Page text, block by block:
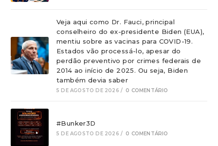
Veja aqui como Dr. Fauci, principal
conselheiro do ex-presidente Biden (EUA),
mentiu sobre as vacinas para COVID-19.
Estados vão processá-lo, apesar do
perdão preventivo por crimes federais de
2014 ao início de 2025. Ou seja, Biden
também devia saber
5 DE AGOSTO DE 2026 / 0 COMENTÁRIO
#Bunker3D
5 DE AGOSTO DE 2026 / 0 COMENTÁRIO